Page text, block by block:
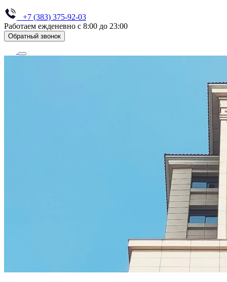
+7 (383) 375-92-03
Работаем ежденевно с 8:00 до 23:00
Обратный звонок